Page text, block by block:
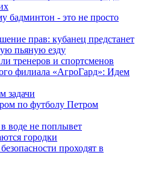
бадминтон - это не просто
прав: кубанец предстанет
пьяную езду
тренеров и спортсменов
филиала «АгроГард»: Идем
задачи
по футболу Петром
воде не поплывет
городки
проходят в